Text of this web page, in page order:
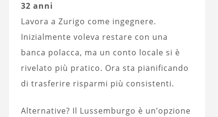
32 anni
Lavora a Zurigo come ingegnere.
Inizialmente voleva restare con una
banca polacca, ma un conto locale si è
rivelato più pratico. Ora sta pianificando
di trasferire risparmi più consistenti.
Alternative? Il Lussemburgo è un’opzione